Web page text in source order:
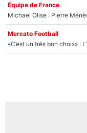
Équipe de France
Mercato Football